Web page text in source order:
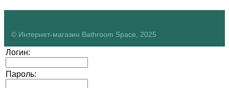
© Интернет-магазин Bathroom Space, 2025
Логин:
Пароль: